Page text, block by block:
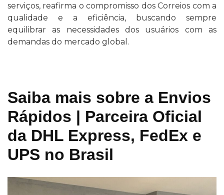
serviços, reafirma o compromisso dos Correios com a
qualidade e a eficiência, buscando sempre
equilibrar as necessidades dos usuários com as
demandas do mercado global.
Saiba mais sobre a Envios
Rápidos | Parceira Oficial
da DHL Express, FedEx e
UPS no Brasil